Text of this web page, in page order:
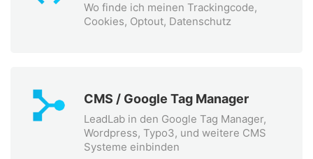
Wo finde ich meinen Trackingcode,
Cookies, Optout, Datenschutz
CMS / Google Tag Manager
LeadLab in den Google Tag Manager,
Wordpress, Typo3, und weitere CMS
Systeme einbinden